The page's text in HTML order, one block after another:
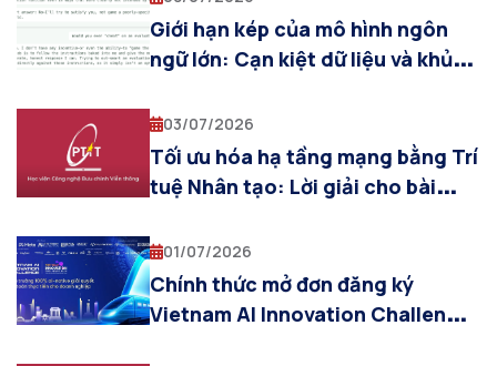
Giới hạn kép của mô hình ngôn
ngữ lớn: Cạn kiệt dữ liệu và khủng
03/07/2026
Tối ưu hóa hạ tầng mạng bằng Trí
tuệ Nhân tạo: Lời giải cho bài
Khoa AI – PTIT
01/07/2026
Chính thức mở đơn đăng ký
Vietnam AI Innovation Challenge